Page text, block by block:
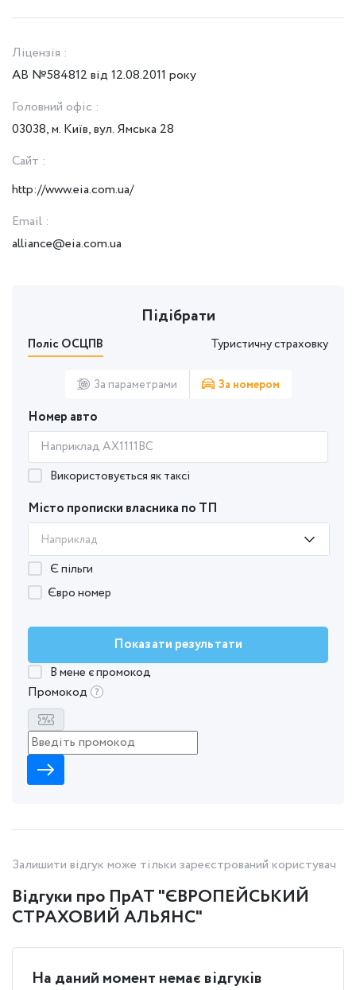
Ліцензія :
АВ №584812 від 12.08.2011 року
Головний офіс :
03038, м. Київ, вул. Ямська 28
Сайт :
http://www.eia.com.ua/
Email :
alliance@eia.com.ua
Підібрати
Поліс ОСЦПВ Туристичну страховку
За параметрами За номером
Номер авто
Використовується як таксі
Місто прописки власника по ТП
Наприклад
Є пільги
Євро номер
Показати результати
В мене є промокод
Промокод
Відгуки про ПрАТ "ЄВРОПЕЙСЬКИЙ
СТРАХОВИЙ АЛЬЯНС"
Залишити відгук може тільки зареєстрований користувач
На даний момент немає відгуків